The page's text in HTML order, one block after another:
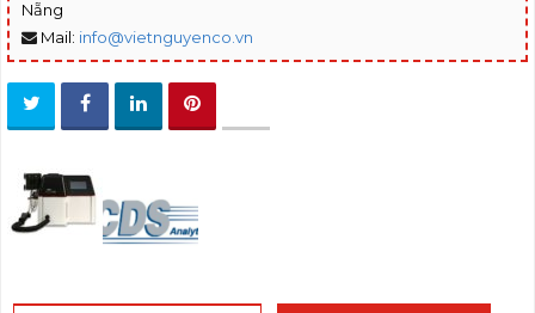
Nẵng
Mail: info@vietnguyenco.vn